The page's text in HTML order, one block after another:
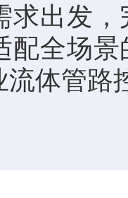
求出发
配全场
流体管路